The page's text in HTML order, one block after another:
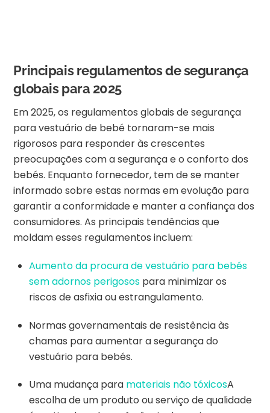
Principais regulamentos de segurança
globais para 2025
Em 2025, os regulamentos globais de segurança
para vestuário de bebé tornaram-se mais
rigorosos para responder às crescentes
preocupações com a segurança e o conforto dos
bebés. Enquanto fornecedor, tem de se manter
informado sobre estas normas em evolução para
garantir a conformidade e manter a confiança dos
consumidores. As principais tendências que
moldam esses regulamentos incluem:
Aumento da procura de vestuário para bebés
sem adornos perigosos para minimizar os
riscos de asfixia ou estrangulamento.
Normas governamentais de resistência às
chamas para aumentar a segurança do
vestuário para bebés.
Uma mudança para materiais não tóxicosA
escolha de um produto ou serviço de qualidade